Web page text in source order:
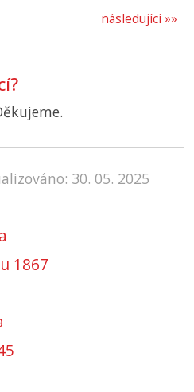
následující »»
30. 05. 2025
1867